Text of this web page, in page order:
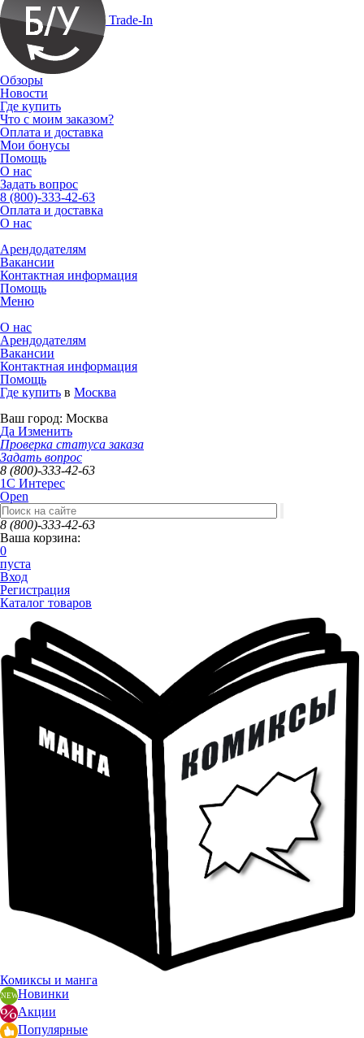
Trade-In
Обзоры
Новости
Где купить
Что с моим заказом?
Оплата и доставка
Мои бонусы
Помощь
О нас
Задать вопрос
8 (800)-333-42-63
Оплата и доставка
О нас
Арендодателям
Вакансии
Контактная информация
Помощь
Меню
О нас
Арендодателям
Вакансии
Контактная информация
Помощь
Где купить в Москва
Ваш город: Москва
Да Изменить
Проверка статуса заказа
Задать вопрос
8 (800)-333-42-63
1C Интерес
Open
8 (800)-333-42-63
Ваша корзина:
0
пуста
Вход
Регистрация
Каталог товаров
Комиксы и манга
Новинки
Акции
Популярные